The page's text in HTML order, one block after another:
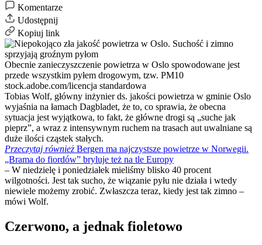
Komentarze
Udostępnij
Kopiuj link
Obecnie zanieczyszczenie powietrza w Oslo spowodowane jest
przede wszystkim pyłem drogowym, tzw. PM10
stock.adobe.com/licencja standardowa
Tobias Wolf, główny inżynier ds. jakości powietrza w gminie Oslo
wyjaśnia na łamach Dagbladet, że ​​to, co sprawia, że ​​obecna
sytuacja jest wyjątkowa, to fakt, że główne drogi są „suche jak
pieprz”, a wraz z intensywnym ruchem na trasach aut uwalniane są
duże ilości cząstek stałych.
Przeczytaj również Bergen ma najczystsze powietrze w Norwegii.
„Brama do fiordów” bryluje też na tle Europy
– W niedzielę i poniedziałek mieliśmy blisko 40 procent
wilgotności. Jest tak sucho, że wiązanie pyłu nie działa i wtedy
niewiele możemy zrobić. Zwłaszcza teraz, kiedy jest tak zimno –
mówi Wolf.
Czerwono, a jednak fioletowo